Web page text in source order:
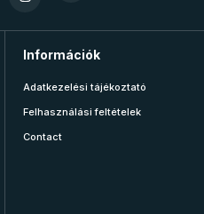
Információk
Adatkezelési tájékoztató
Felhasználási feltételek
Contact